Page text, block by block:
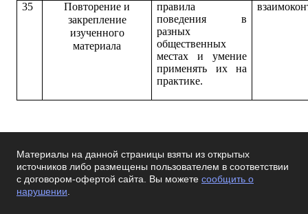
35
Повторение и
закрепление
изученного
материала
правила
поведения в
разных
общественных
местах и умение
применять их на
практике.
Материалы на данной страницы взяты из открытых
источников либо размещены пользователем в соответствии
с договором-офертой сайта. Вы можете сообщить о
нарушении.